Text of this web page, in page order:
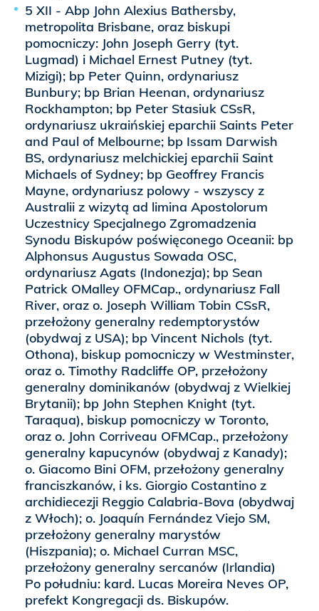
5 XII - Abp John Alexius Bathersby,
metropolita Brisbane, oraz biskupi
pomocniczy: John Joseph Gerry (tyt.
Lugmad) i Michael Ernest Putney (tyt.
Mizigi); bp Peter Quinn, ordynariusz
Bunbury; bp Brian Heenan, ordynariusz
Rockhampton; bp Peter Stasiuk CSsR,
ordynariusz ukraińskiej eparchii Saints Peter
and Paul of Melbourne; bp Issam Darwish
BS, ordynariusz melchickiej eparchii Saint
Michaels of Sydney; bp Geoffrey Francis
Mayne, ordynariusz polowy - wszyscy z
Australii z wizytą ad limina Apostolorum
Uczestnicy Specjalnego Zgromadzenia
Synodu Biskupów poświęconego Oceanii: bp
Alphonsus Augustus Sowada OSC,
ordynariusz Agats (Indonezja); bp Sean
Patrick OMalley OFMCap., ordynariusz Fall
River, oraz o. Joseph William Tobin CSsR,
przełożony generalny redemptorystów
(obydwaj z USA); bp Vincent Nichols (tyt.
Othona), biskup pomocniczy w Westminster,
oraz o. Timothy Radcliffe OP, przełożony
generalny dominikanów (obydwaj z Wielkiej
Brytanii); bp John Stephen Knight (tyt.
Taraqua), biskup pomocniczy w Toronto,
oraz o. John Corriveau OFMCap., przełożony
generalny kapucynów (obydwaj z Kanady);
o. Giacomo Bini OFM, przełożony generalny
franciszkanów, i ks. Giorgio Costantino z
archidiecezji Reggio Calabria-Bova (obydwaj
z Włoch); o. Joaquín Fernández Viejo SM,
przełożony generalny marystów
(Hiszpania); o. Michael Curran MSC,
przełożony generalny sercanów (Irlandia)
Po południu: kard. Lucas Moreira Neves OP,
prefekt Kongregacji ds. Biskupów.